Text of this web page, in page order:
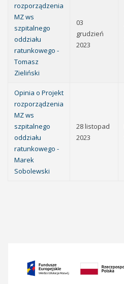
rozporządzenia
MZ ws
szpitalnego
oddziału
ratunkowego -
Tomasz
Zieliński
03
grudzień
2023
Opinia o Projekt
rozporządzenia
MZ ws
szpitalnego
oddziału
ratunkowego -
Marek
Sobolewski
28 listopad
2023